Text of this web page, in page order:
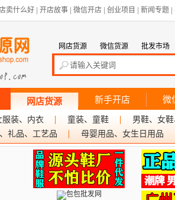
卖什么好 开店故事 微信开店 创业项目 新闻专题
网店货源 微信货源 批发市场
网店货源 新手开店 微
服装、内衣 童装、童鞋
男鞋、女
礼品、工艺品
母婴用品、女生日用品